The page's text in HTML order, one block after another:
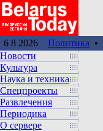
6 8 2026 Политика •
Новости
Культура
Наука и техника
Спецпроекты
Развлечения
Периодика
О сервере